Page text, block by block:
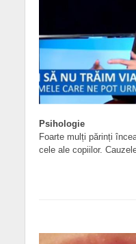
Psihologie
Foarte mulți părinți
cele ale copiilor.